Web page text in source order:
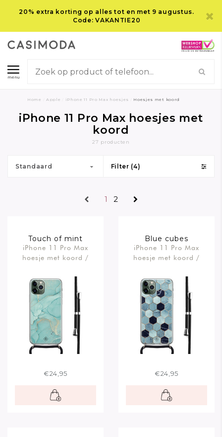
20% extra korting op alles tot en met 9 augustus.
Code: VAKANTIE20
menu
Home Apple iPhone 11 Pro Max hoesjes Hoesjes met koord
iPhone 11 Pro Max hoesjes met
koord
27 producten
Standaard Filter (4)
1 2
Touch of mint
iPhone 11 Pro Max
hoesje met koord /
€24,95
Blue cubes
iPhone 11 Pro Max
hoesje met koord /
€24,95